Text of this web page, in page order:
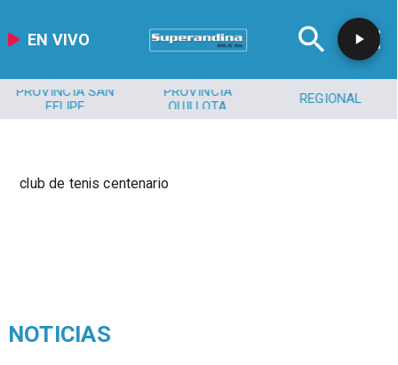
EN VIVO
PROVINCIA SAN
FELIPE
PROVINCIA
QUILLOTA
REGIONAL
club de tenis centenario
NOTICIAS